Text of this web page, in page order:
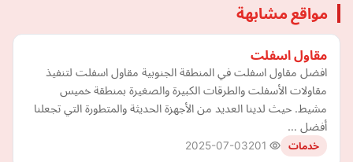
مواقع مشابهة
مقاول اسفلت
افضل مقاول اسفلت في المنطقة الجنوبية مقاول اسفلت لتنفيذ
مقاولات الأسفلت والطرقات الكبيرة والصغيرة بمنطقة خميس
مشيط. حيث لدينا العديد من الأجهزة الحديثة والمتطورة التي تجعلنا
أفضل …
خدمات 2025-07-03